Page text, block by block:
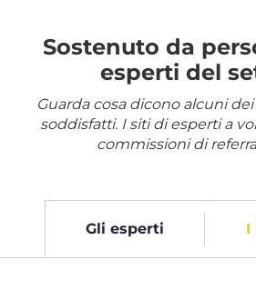
Sostenuto da
esperti del
Guarda cosa dicono alcuni
soddisfatti. I siti di esperti a
commissioni di
Gli esperti I